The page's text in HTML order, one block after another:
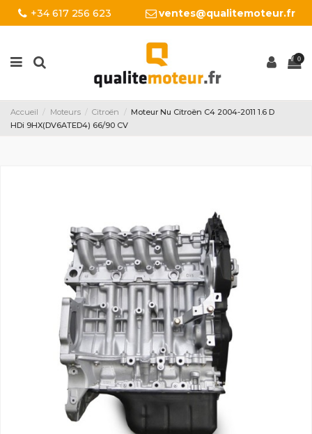
+34 617 256 623 ventes@qualitemoteur.fr
0
Accueil Moteurs Citroën
Moteur Nu Citroën C4 2004-2011 1.6 D
HDi 9HX(DV6ATED4) 66/90 CV